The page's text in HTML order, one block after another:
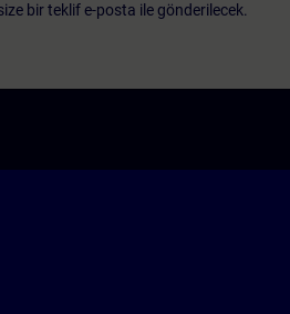
bir teklif e-posta ile gönderilecek.